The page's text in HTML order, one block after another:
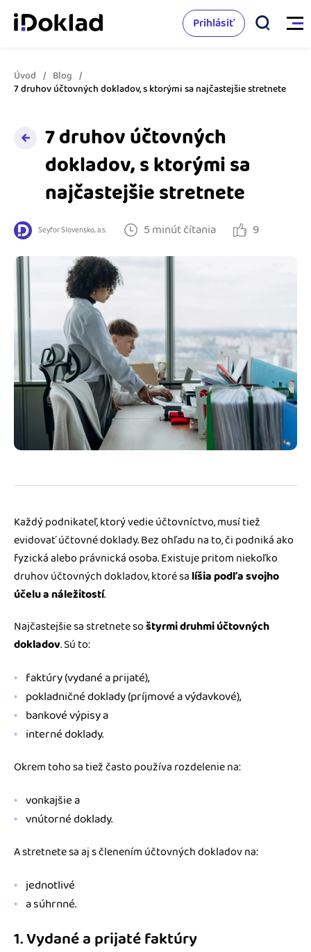
Vlastnosti
Správa kontaktov
Sledovanie cashflow
Spolupráca s účtovníkom
Prepojenie na ďalšie systémy
Spriatelení účtovníci
Katalóg doplnkov
Cenník
Vzdelanie
Ako sa vyznať vo fakturácii
Blog
Podnikateľský servis
Spýtajte sa nás
Prihlásiť
Úvod
Blog
7 druhov účtovných dokladov, s ktorými sa najčastejšie stretnete
7 druhov účtovných
dokladov, s ktorými sa
najčastejšie stretnete
Seyfor Slovensko, a.s. 5 minút čítania 9
Každý podnikateľ, ktorý vedie účtovníctvo, musí tiež
evidovať účtovné doklady. Bez ohľadu na to, či podniká ako
fyzická alebo právnická osoba. Existuje pritom niekoľko
druhov účtovných dokladov, ktoré sa líšia podľa svojho
účelu a náležitostí.
Najčastejšie sa stretnete soštyrmi druhmi účtovných
dokladov. Sú to:
faktúry (vydané a prijaté),
pokladničné doklady (príjmové a výdavkové),
bankové výpisy a
interné doklady.
Okrem toho sa tiež často používa rozdelenie na:
vonkajšie a
vnútorné doklady.
A stretnete sa aj s členením účtovných dokladov na:
jednotlivé
a súhrnné.
1. Vydané a prijaté faktúry